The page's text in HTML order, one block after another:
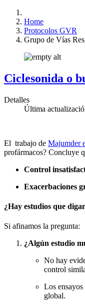
Home
Protocolos GVR
Grupo de Vías
Ciclesonida o
Detalles
Última
El trabajo de Majumder
profármacos? Concluye
Control
Exacerbaciones
¿Hay estudios que
Si afinamos la pregunta:
¿Algún estudio
No hay
control
Los ensayos
global.